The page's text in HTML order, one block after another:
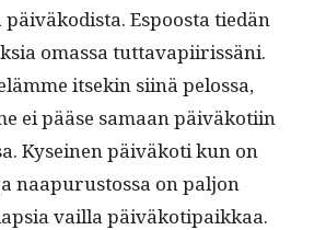
päiväkodista. Espoos­ta tiedän
omas­sa tut­tava­pi­iris­säni.
itsekin siinä pelos­sa,
ei pääse samaan päiväkoti­in
Kyseinen päiväkoti kun on
naa­pu­rus­tossa on paljon
vail­la päiväkotipaikkaa.